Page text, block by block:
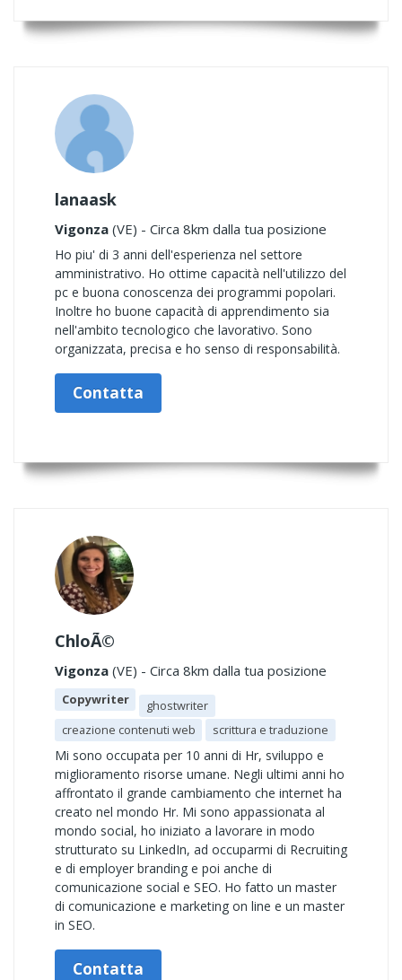
lanaask
Vigonza (VE) - Circa 8km dalla tua posizione
Ho piu' di 3 anni dell'esperienza nel settore
amministrativo. Ho ottime capacità nell'utilizzo del
pc e buona conoscenza dei programmi popolari.
Inoltre ho buone capacità di apprendimento sia
nell'ambito tecnologico che lavorativo. Sono
organizzata, precisa e ho senso di responsabilità.
Contatta
ChloÃ©
Vigonza (VE) - Circa 8km dalla tua posizione
Copywriter
ghostwriter
creazione contenuti web
scrittura e traduzione
Mi sono occupata per 10 anni di Hr, sviluppo e
miglioramento risorse umane. Negli ultimi anni ho
affrontato il grande cambiamento che internet ha
creato nel mondo Hr. Mi sono appassionata al
mondo social, ho iniziato a lavorare in modo
strutturato su LinkedIn, ad occuparmi di Recruiting
e di employer branding e poi anche di
comunicazione social e SEO. Ho fatto un master
di comunicazione e marketing on line e un master
in SEO.
Contatta